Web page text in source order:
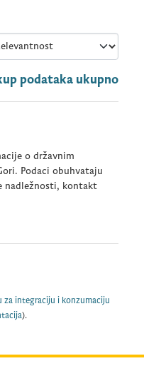
podataka ukupno
o državnim
Podaci obuhvataju
nadležnosti, kontakt
za integraciju i konzumaciju
).